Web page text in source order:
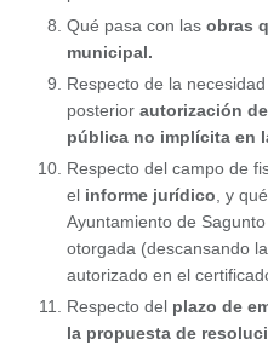
Qué pasa con las obras
municipal.
Respecto de la
posterior autorización
pública no implícita en
Respecto del campo de
el informe jurídico , y
Ayuntamiento de
otorgada (descansando
autorizado en el
Respecto del plazo de
la propuesta de